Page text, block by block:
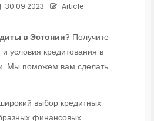
30.09.2023 Article
в Эстонии? Получите
условия кредитования в
Мы поможем вам сделать
выбор кредитных
финансовых